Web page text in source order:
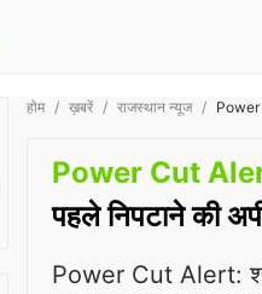
होम ख़बरें राजस्थान न्यूज Power
Power Cut
पहले निपटाने की
Power Cut Alert: